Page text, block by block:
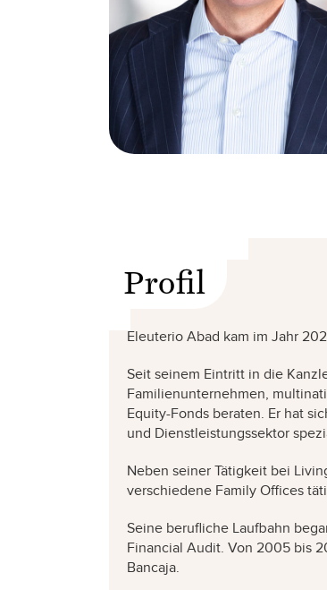
Profil
Eleuterio Abad kam im Jahr
Seit seinem Eintritt in die
Familienunternehmen,
Equity-Fonds beraten. Er hat
und Dienstleistungssektor
Neben seiner Tätigkeit bei
verschiedene Family Offices
Seine berufliche Laufbahn
Financial Audit. Von 2005 bis
Bancaja.